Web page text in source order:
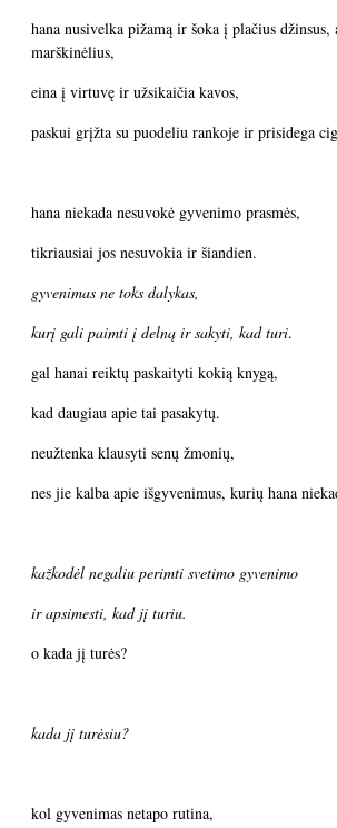
hana nusivelka pižamą ir šoka į plačius džinsus,
marškinėlius,
eina į virtuvę ir užsikaičia kavos,
paskui grįžta su puodeliu rankoje ir prisidega
hana niekada nesuvokė gyvenimo prasmės,
tikriausiai jos nesuvokia ir šiandien.
gyvenimas ne toks dalykas,
kurį gali paimti į delną ir sakyti, kad turi.
gal hanai reiktų paskaityti kokią knygą,
kad daugiau apie tai pasakytų.
neužtenka klausyti senų žmonių,
nes jie kalba apie išgyvenimus, kurių hana
kažkodėl negaliu perimti svetimo gyvenimo
ir apsimesti, kad jį turiu.
o kada jį turės?
kada jį turėsiu?
kol gyvenimas netapo rutina,